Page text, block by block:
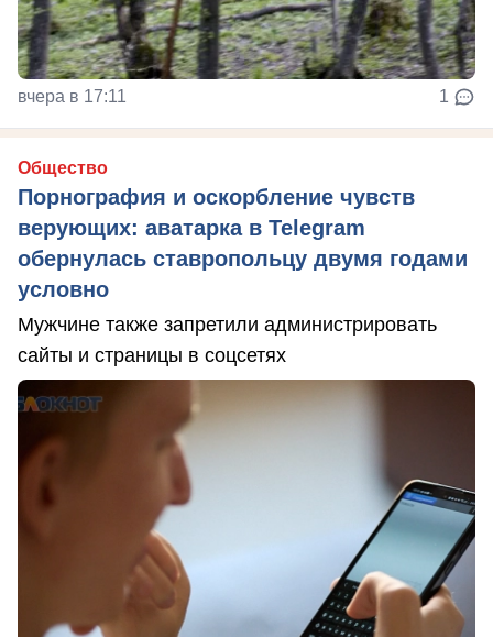
вчера в 17:11 1
Общество
Порнография и оскорбление чувств
верующих: аватарка в Telegram
обернулась ставропольцу двумя годами
условно
Мужчине также запретили администрировать
сайты и страницы в соцсетях